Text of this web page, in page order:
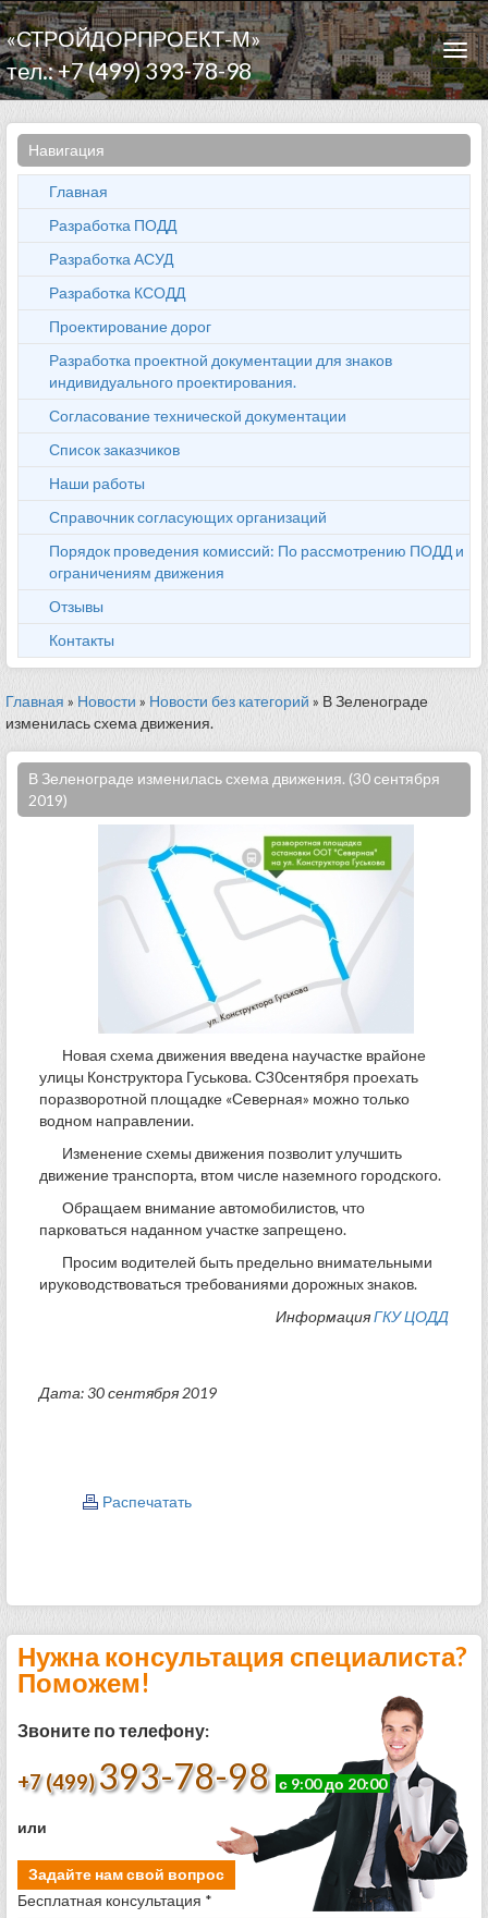
«СТРОЙДОРПРОЕКТ-М»
тел.: +7 (499) 393-78-98
Навигация
Главная
Разработка ПОДД
Разработка АСУД
Разработка КСОДД
Проектирование дорог
Разработка проектной документации для знаков
индивидуального проектирования.
Согласование технической документации
Список заказчиков
Наши работы
Справочник согласующих организаций
Порядок проведения комиссий: По рассмотрению ПОДД и
ограничениям движения
Отзывы
Контакты
Главная » Новости » Новости без категорий » В Зеленограде
изменилась схема движения.
В Зеленограде изменилась схема движения. (30 сентября
2019)
Новая схема движения введена научастке врайоне
улицы Конструктора Гуськова. С30сентября проехать
поразворотной площадке «Северная» можно только
водном направлении.
Изменение схемы движения позволит улучшить
движение транспорта, втом числе наземного городского.
Обращаем внимание автомобилистов, что
парковаться наданном участке запрещено.
Просим водителей быть предельно внимательными
ируководствоваться требованиями дорожных знаков.
ИнформацияГКУ ЦОДД
Дата: 30 сентября 2019
Распечатать
Нужна консультация специалиста?
Поможем!
Звоните по телефону:
+7 (499) 393-78-98 с 9:00 до 20:00
или
Задайте нам свой вопрос
Бесплатная консультация *